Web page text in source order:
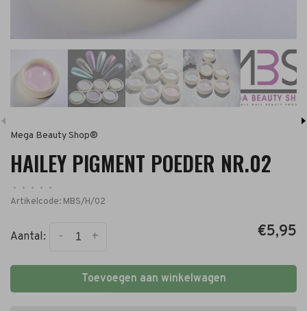
Mega Beauty Shop®
HAILEY PIGMENT POEDER NR.02
• • • •
•
Artikelcode: MBS/H/02
Aantal: +
- €5,95
Toevoegen aan winkelwagen